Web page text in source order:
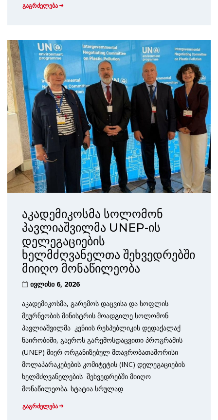
გაგრძელება
აკადემიკოსმა სოლომონ
პავლიაშვილმა UNEP-ის
დელეგაციების
ხელმძღვანელთა შეხვედრებში
მიიღო მონაწილეობა
ივლისი 6, 2026
აკადემიკოსმა, გარემოს დაცვისა და სოფლის
მეურნეობის მინისტრის მოადგილე სოლომონ
პავლიაშვილმა კენიის რესპუბლიკის დედაქალაქ
ნაირობიში, გაეროს გარემოსდაცვითი პროგრამის
(UNEP) მიერ ორგანიზებულ მთავრობათაშორისი
მოლაპარაკებების კომიტეტის (INC) დელეგაციების
ხელმძღვანელების შეხვედრებში მიიღო
მონაწილეობა. სტატია სრულად
გაგრძელება